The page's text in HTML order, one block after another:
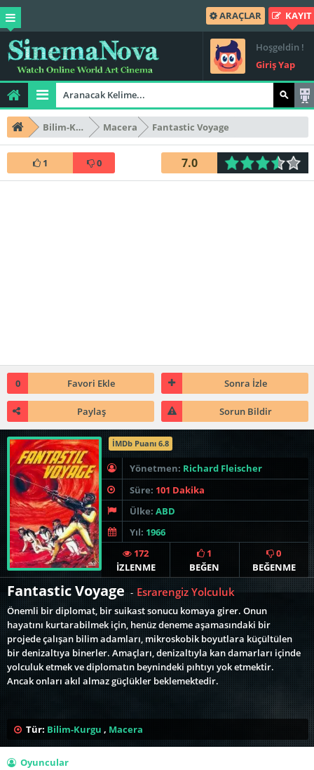
ARAÇLAR KAYIT
Hoşgeldin !
Giriş Yap
Bilim-Kurgu Macera Fantastic Voyage
1 0 7.0
0 Favori Ekle Sonra İzle
Paylaş Sorun Bildir
İMDb Puanı 6.8
Yönetmen: Richard Fleischer
Süre: 101 Dakika
Ülke: ABD
Yıl: 1966
172
İZLENME
1
BEĞEN
0
BEĞENME
Fantastic Voyage - Esrarengiz Yolculuk
Önemli bir diplomat, bir suikast sonucu komaya girer. Onun
hayatını kurtarabilmek için, henüz deneme aşamasındaki bir
projede çalışan bilim adamları, mikroskobik boyutlara küçültülen
bir denizaltıya binerler. Amaçları, denizaltıyla kan damarları içinde
yolculuk etmek ve diplomatın beynindeki pıhtıyı yok etmektir.
Ancak onları akıl almaz güçlükler beklemektedir.
Tür: Bilim-Kurgu , Macera
Oyuncular